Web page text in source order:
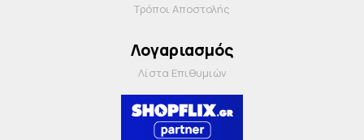
Τρόποι Αποστολής
Λογαριασμός
Λίστα Επιθυμιών